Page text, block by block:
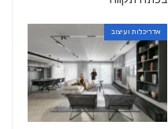
אדריכלות ועיצוב